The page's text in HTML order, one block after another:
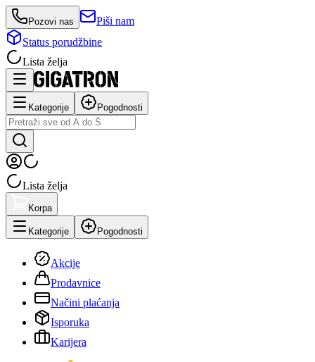
Pozovi nas
Piši nam
Status porudžbine
Lista želja
Kategorije Pogodnosti
Lista želja
Korpa
Kategorije Pogodnosti
Akcije
Prodavnice
Načini plaćanja
Isporuka
Karijera